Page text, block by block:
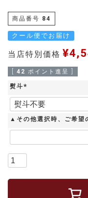
商品番号 84
クール便でお届け
当店特別価格 ¥
42 ポイント進呈 ]
熨斗
(
必
須
)
▲その他選択時、ご希望